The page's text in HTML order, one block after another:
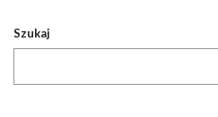
dopełni elegancki look i sprawi, że
Szukaj